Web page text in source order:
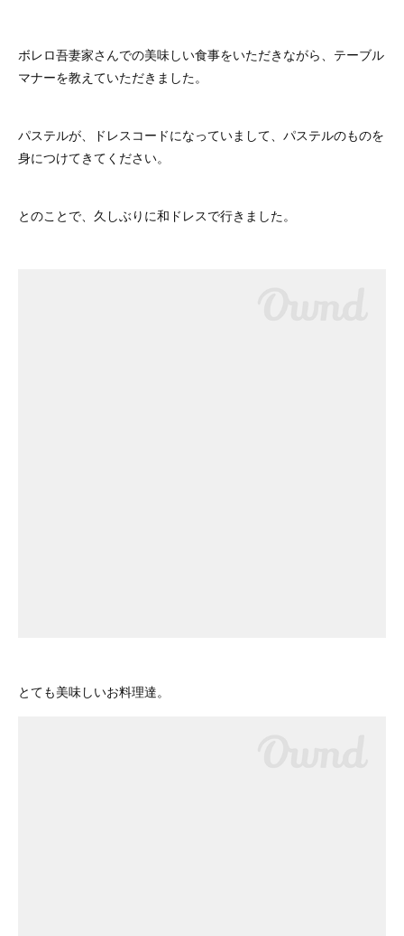
ボレロ吾妻家さんでの美味しい食事をいただきながら、テーブル
マナーを教えていただきました。
パステルが、ドレスコードになっていまして、パステルのものを
身につけてきてください。
とのことで、久しぶりに和ドレスで行きました。
とても美味しいお料理達。